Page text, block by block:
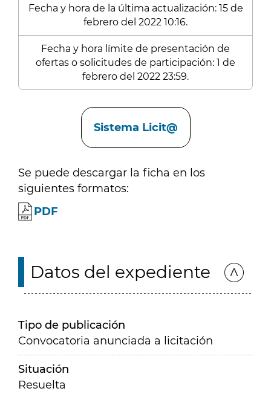
Fecha y hora de la última actualización: 15 de
febrero del 2022 10:16.
Fecha y hora límite de presentación de
ofertas o solicitudes de participación: 1 de
febrero del 2022 23:59.
Sistema Licit@
Se puede descargar la ficha en los
siguientes formatos:
PDF
Datos del expediente
Tipo de publicación
Convocatoria anunciada a licitación
Situación
Resuelta